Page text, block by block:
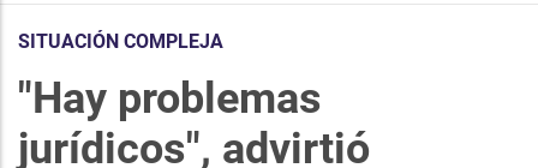
SITUACIÓN COMPLEJA
"Hay problemas
jurídicos", advirtió